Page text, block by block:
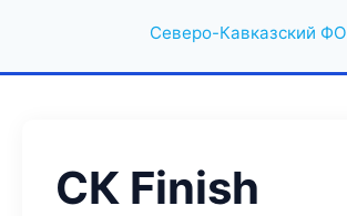
Северо-Кавказский ФО
СК Finish